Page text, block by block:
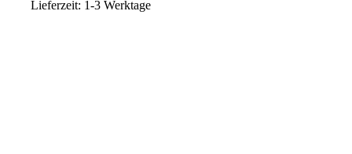
Lieferzeit: 1-3 Werktage